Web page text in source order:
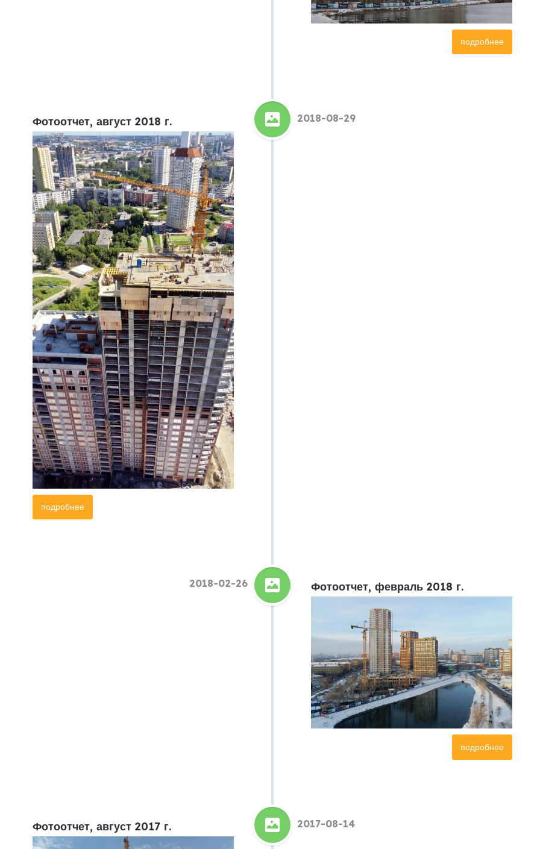
подробнее
Фотоотчет, август 2018 г.
подробнее
2018-08-29
Фотоотчет, февраль 2018 г.
подробнее
2018-02-26
Фотоотчет, август 2017 г. 2017-08-14